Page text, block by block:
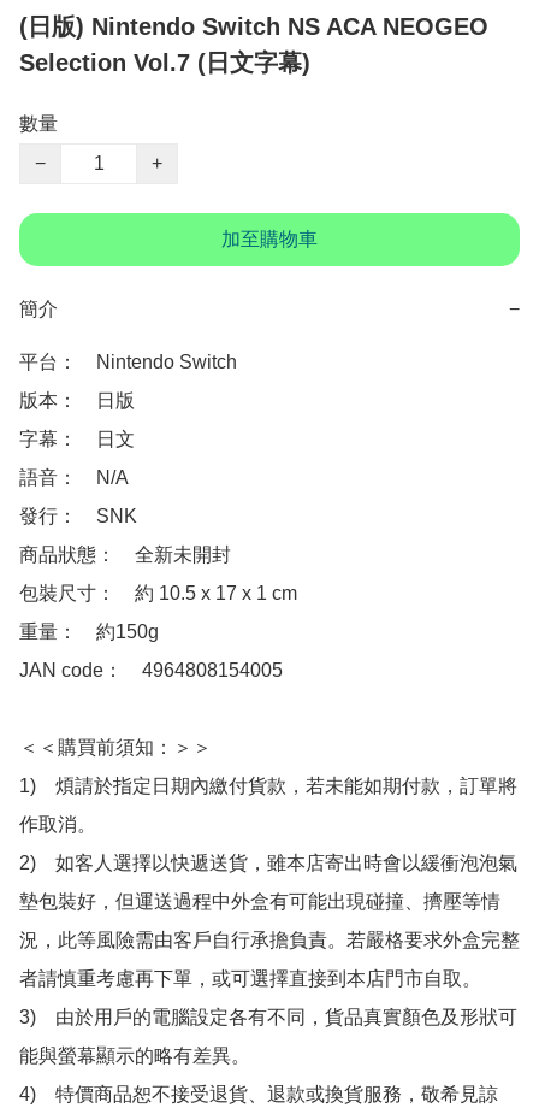
(日版) Nintendo Switch NS ACA NEOGEO
Selection Vol.7 (日文字幕)
數量
−
+
加至購物車
簡介 −
平台：　Nintendo Switch
版本：　日版
字幕：　日文
語音：　N/A
發行：　SNK
商品狀態：　全新未開封
包裝尺寸：　約 10.5 x 17 x 1 cm
重量：　約150g
JAN code：　4964808154005
＜＜購買前須知：＞＞
1)　煩請於指定日期內繳付貨款，若未能如期付款，訂單將
作取消。
2)　如客人選擇以快遞送貨，雖本店寄出時會以緩衝泡泡氣
墊包裝好，但運送過程中外盒有可能出現碰撞、擠壓等情
況，此等風險需由客戶自行承擔負責。若嚴格要求外盒完整
者請慎重考慮再下單，或可選擇直接到本店門市自取。
3)　由於用戶的電腦設定各有不同，貨品真實顏色及形狀可
能與螢幕顯示的略有差異。
4)　特價商品恕不接受退貨、退款或換貨服務，敬希見諒